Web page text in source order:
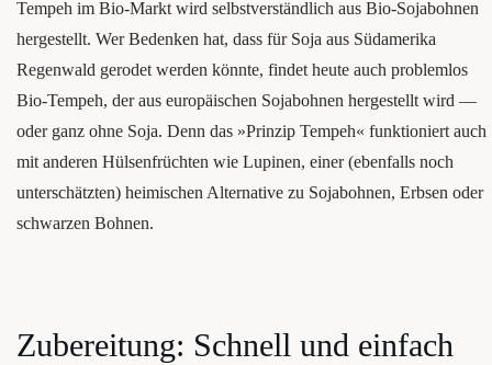
Tem­peh im Bio-Markt wird selbst­ver­ständ­lich aus Bio-Soja­boh­nen
her­ge­stellt. Wer Beden­ken hat, dass für Soja aus Süd­ame­ri­ka
Regen­wald gero­det wer­den könn­te, fin­det heu­te auch pro­blem­los
Bio-Tem­peh, der aus euro­päi­schen Soja­boh­nen her­ge­stellt wird —
oder ganz ohne Soja. Denn das »Prin­zip Tem­peh« funk­tio­niert auch
mit ande­ren Hül­sen­früch­ten wie Lupi­nen, einer (eben­falls noch
unter­schätz­ten) hei­mi­schen Alter­na­ti­ve zu Soja­boh­nen, Erb­sen oder
schwar­zen Bohnen.
Zube­rei­tung: Schnell und einfach